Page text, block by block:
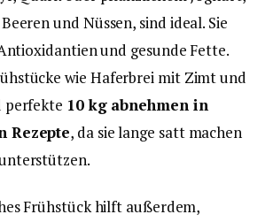
und Nüssen, sind ideal. Sie
und gesunde Fette.
wie Haferbrei mit Zimt und
perfekte 10 kg abnehmen in
Rezepte, da sie lange satt machen
Frühstück hilft außerdem,